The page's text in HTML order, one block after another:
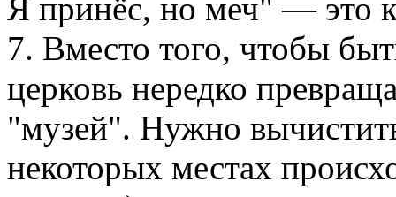
Я принёс, но меч" — это
7. Вместо того, чтобы
церковь нередко
"музей". Нужно
некоторых местах